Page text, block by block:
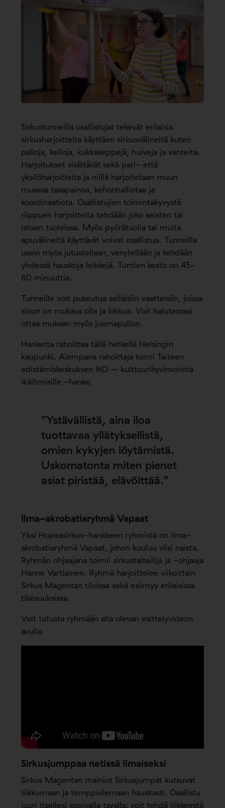
Sirkustunneilla osallistujat tekevät erilaisia
sirkusharjoitteita käyttäen sirkusvälineitä kuten
palloja, keiloja, kukkakeppejä, huiveja ja vanteita.
Harjoitukset sisältävät sekä pari- että
yksilöharjoitteita ja niillä harjoitetaan muun
muassa tasapainoa, kehonhallintaa ja
koordinaatiota. Osallistujien toimintakyvystä
riippuen harjoitteita tehdään joko seisten tai
istuen tuoleissa. Myös pyörätuolia tai muita
apuvälineitä käyttävät voivat osallistua. Tunneilla
usein myös jutustellaan, venytellään ja tehdään
yhdessä hauskoja leikkejä. Tuntien kesto on 45-
60 minuuttia.
Tunneille voit pukeutua sellaisiin vaatteisiin, joissa
sinun on mukava olla ja liikkua. Voit halutessasi
ottaa mukaan myös juomapullon.
Hanketta rahoittaa tällä hetkellä Helsingin
kaupunki. Aiempana rahoittaja toimi Taiteen
edistämiskeskuksen IKO – kulttuurihyvinvointia
ikäihmisille -hanke.
”Ystävällistä, aina iloa
tuottavaa yllätyksellistä,
omien kykyjen löytämistä.
Uskomatonta miten pienet
asiat piristää, elävöittää.”
Ilma-akrobatiaryhmä Vapaat
Yksi Hopeasirkus-hankkeen ryhmistä on ilma-
akrobatiaryhmä Vapaat, johon kuuluu viisi naista.
Ryhmän ohjaajana toimii sirkustaiteilija ja -ohjaaja
Hanne Vartiainen. Ryhmä harjoittelee viikoittain
Sirkus Magentan tiloissa sekä esiintyy erilaisissa
tilaisuuksissa.
Voit tutusta ryhmään alla olevan esittelyvideon
avulla:
Sirkusjumppaa netissä ilmaiseksi
Sirkus Magentan mainiot Sirkusjumpat kutsuvat
liikkumaan ja temppuilemaan hauskasti. Osallistu
juuri itsellesi sopivalla tavalla: voit tehdä liikkeestä